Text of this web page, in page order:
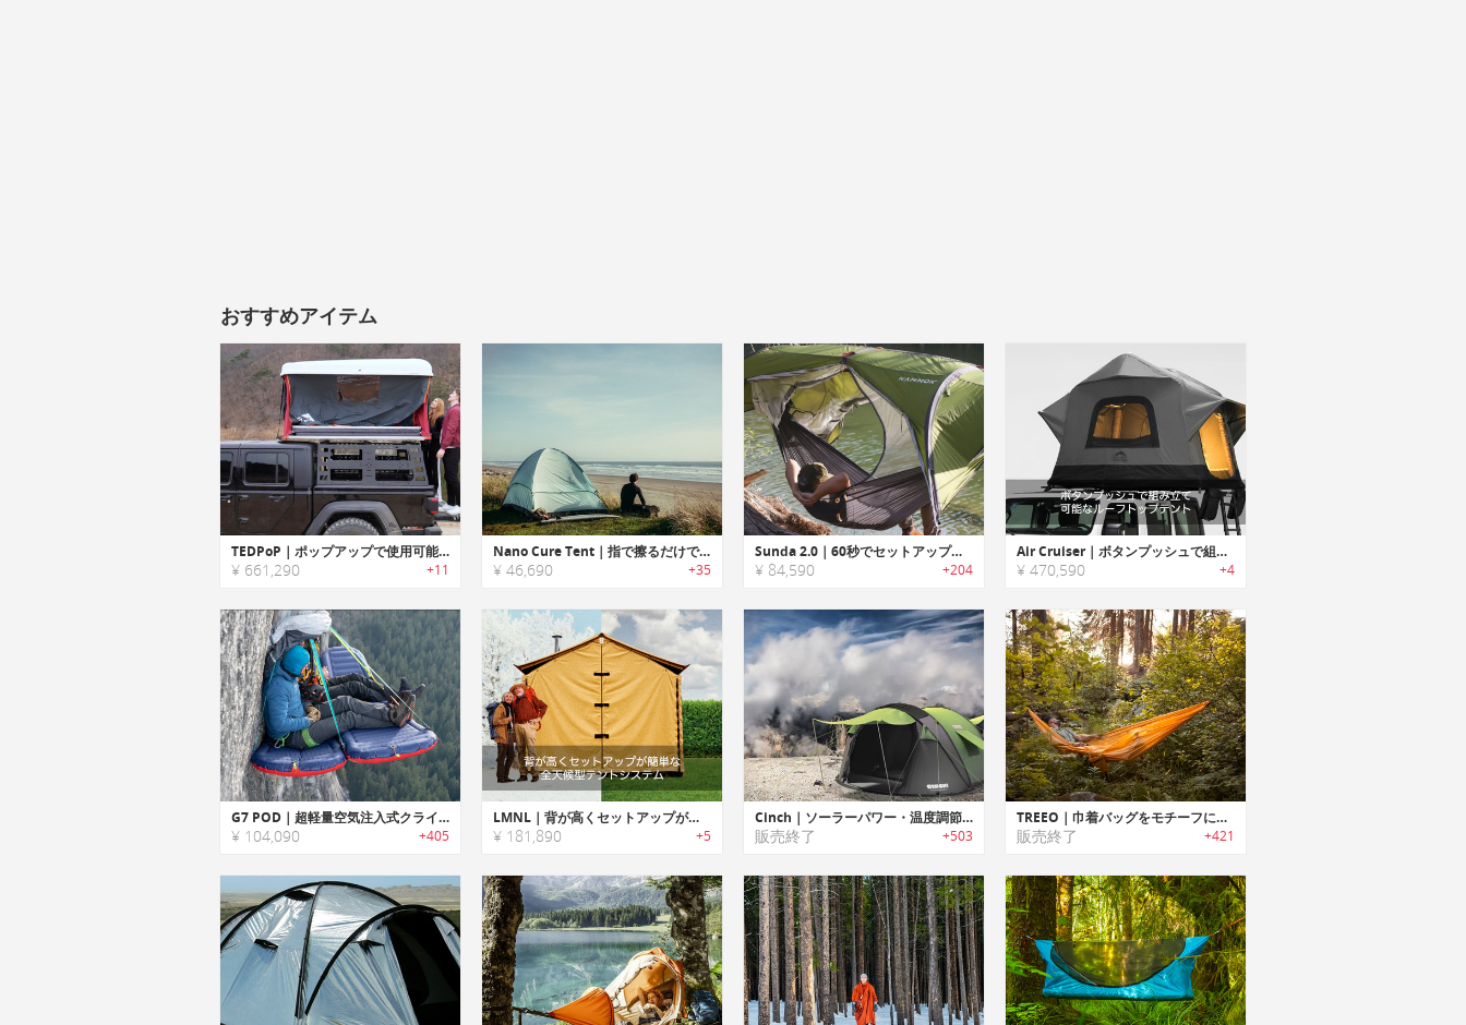
おすすめアイテム
TEDPoP｜ポップアップで使用可能なハードシェルルーフトップテント「テッドポップ」
¥ 661,290 +11
Nano Cure Tent｜指で擦るだけで開いた穴を修復できるセルフヒーリングテント「ナノキュアテント」
¥ 46,690 +35
Sunda 2.0｜60秒でセットアップ可能な2人用ハンモックテント「サンダ2.0」
¥ 84,590 +204
Air Cruiser｜ボタンプッシュで組み立て可能なルーフトップテント
¥ 470,590 +4
G7 POD｜超軽量空気注入式クライミングレッジ「G7ポッド」
¥ 104,090 +405
LMNL｜背が高くセットアップが簡単な全天候型テントシステム
¥ 181,890 +5
Cinch｜ソーラーパワー・温度調節機能搭載ポップアップテント「シンチ」
販売終了 +503
TREEO｜巾着バッグをモチーフにデザインされた3イン1ポータブルハンモック「ツリーオ」
販売終了 +421